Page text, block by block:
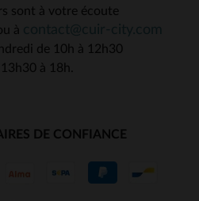
sont à votre écoute
à
de 10h à 12h30
à 18h.
DE CONFIANCE